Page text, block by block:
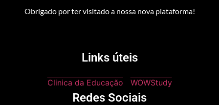
Obrigado por ter visitado a nossa nova plataforma!
Links úteis
Clinica da Educação WOWStudy
Redes Sociais